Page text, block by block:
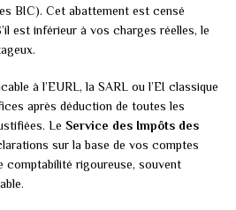
BIC). Cet abattement est censé
est inférieur à vos charges réelles, le
à l’EURL, la SARL ou l’EI classique
après déduction de toutes les
Le Service des Impôts des
sur la base de vos comptes
comptabilité rigoureuse, souvent